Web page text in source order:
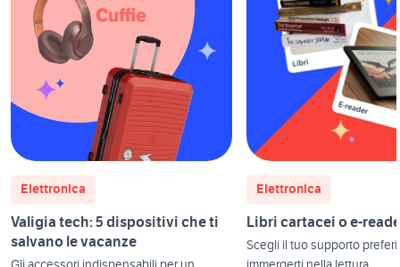
Elettronica
Valigia tech: 5 dispositivi che ti
salvano le vacanze
Elettronica
Libri cartacei o e-
Scegli il tuo supporto